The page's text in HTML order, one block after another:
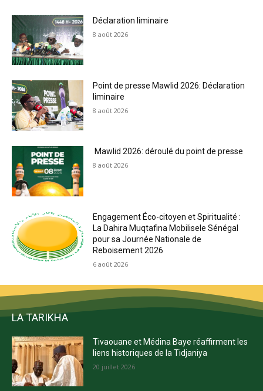
Déclaration liminaire
8 août 2026
Point de presse Mawlid 2026: Déclaration
liminaire
8 août 2026
Mawlid 2026: déroulé du point de presse
8 août 2026
Engagement Éco-citoyen et Spiritualité :
La Dahira Muqtafina Mobilisele Sénégal
pour sa Journée Nationale de
Reboisement 2026
6 août 2026
LA TARIKHA
Tivaouane et Médina Baye réaffirment les
liens historiques de la Tidjaniya
20 juillet 2026